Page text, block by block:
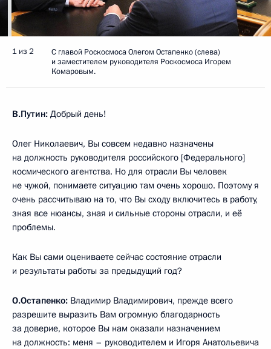
1 из 2
С главой Роскосмоса Олегом Остапенко (слева)
и заместителем руководителя Роскосмоса Игорем
Комаровым.
В.Путин: Добрый день!
Олег Николаевич, Вы совсем недавно назначены
на должность руководителя российского [Федерального]
космического агентства. Но для отрасли Вы человек
не чужой, понимаете ситуацию там очень хорошо. Поэтому я
очень рассчитываю на то, что Вы сходу включитесь в работу,
зная все нюансы, зная и сильные стороны отрасли, и её
проблемы.
Как Вы сами оцениваете сейчас состояние отрасли
и результаты работы за предыдущий год?
О.Остапенко: Владимир Владимирович, прежде всего
разрешите выразить Вам огромную благодарность
за доверие, которое Вы нам оказали назначением
на должность: меня – руководителем и Игоря Анатольевича